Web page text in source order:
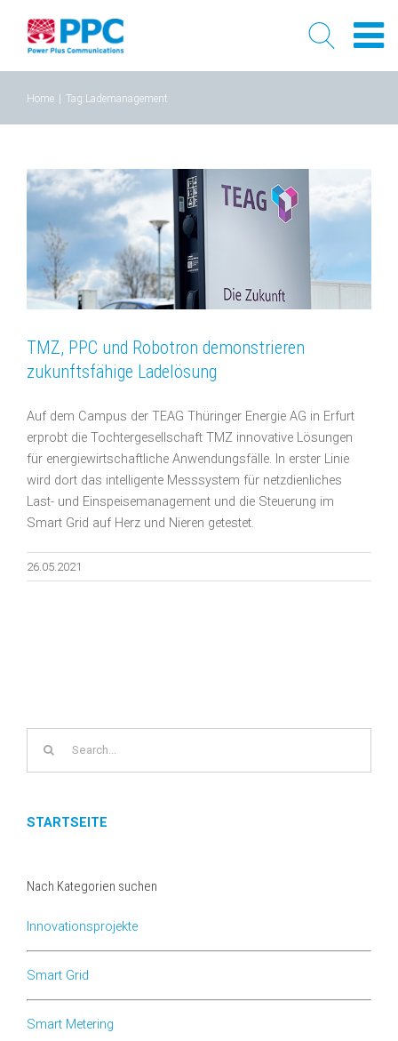
content
Home Tag: Lademanagement
TMZ, PPC und Robotron demonstrieren
zukunftsfähige Ladelösung
Auf dem Campus der TEAG Thüringer Energie AG in Erfurt
erprobt die Tochtergesellschaft TMZ innovative Lösungen
für energiewirtschaftliche Anwendungsfälle. In erster Linie
wird dort das intelligente Messsystem für netzdienliches
Last- und Einspeisemanagement und die Steuerung im
Smart Grid auf Herz und Nieren getestet.
26.05.2021
STARTSEITE
Nach Kategorien suchen
Innovationsprojekte
Smart Grid
Smart Metering